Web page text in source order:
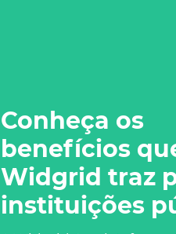
Conheça os
benefícios
Widgrid traz
instituições